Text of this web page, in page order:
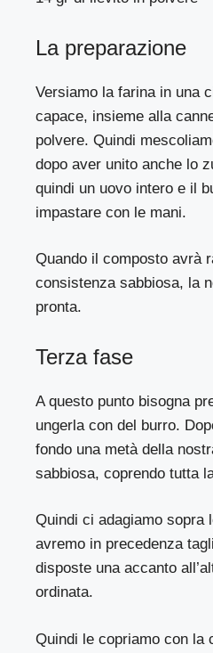
La preparazione
Versiamo la farina in una
capace, insieme alla
polvere. Quindi
dopo aver unito anche lo
quindi un uovo intero e il
impastare con le mani.
Quando il composto avrà
consistenza sabbiosa, la
pronta.
Terza fase
A questo punto bisogna
ungerla con del burro.
fondo una metà della
sabbiosa, coprendo tutta
Quindi ci adagiamo sopra
avremo in precedenza
disposte una accanto
ordinata.
Quindi le copriamo con la